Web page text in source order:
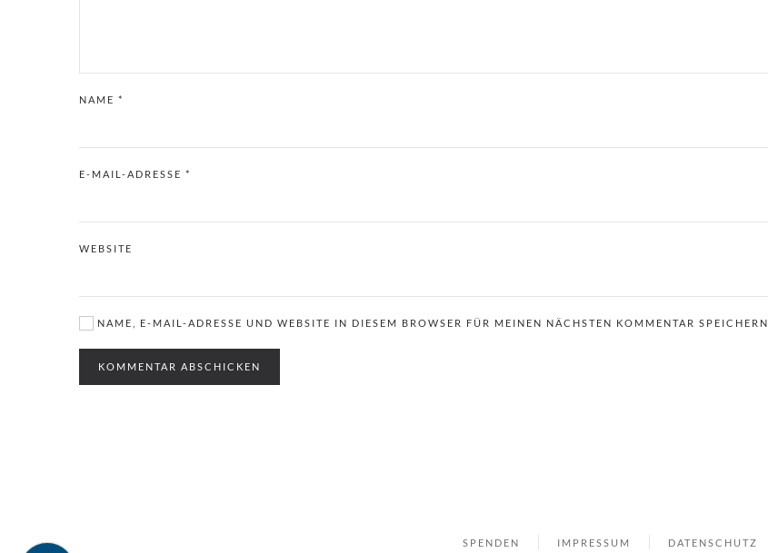
NAME *
E-MAIL-ADRESSE *
WEBSITE
NAME, E-MAIL-ADRESSE UND WEBSITE IN DIESEM BROWSER FÜR MEINEN NÄCHSTEN KOMMENTAR SPEICHERN.
KOMMENTAR ABSCHICKEN
SPENDEN IMPRESSUM DATENSCHUTZ